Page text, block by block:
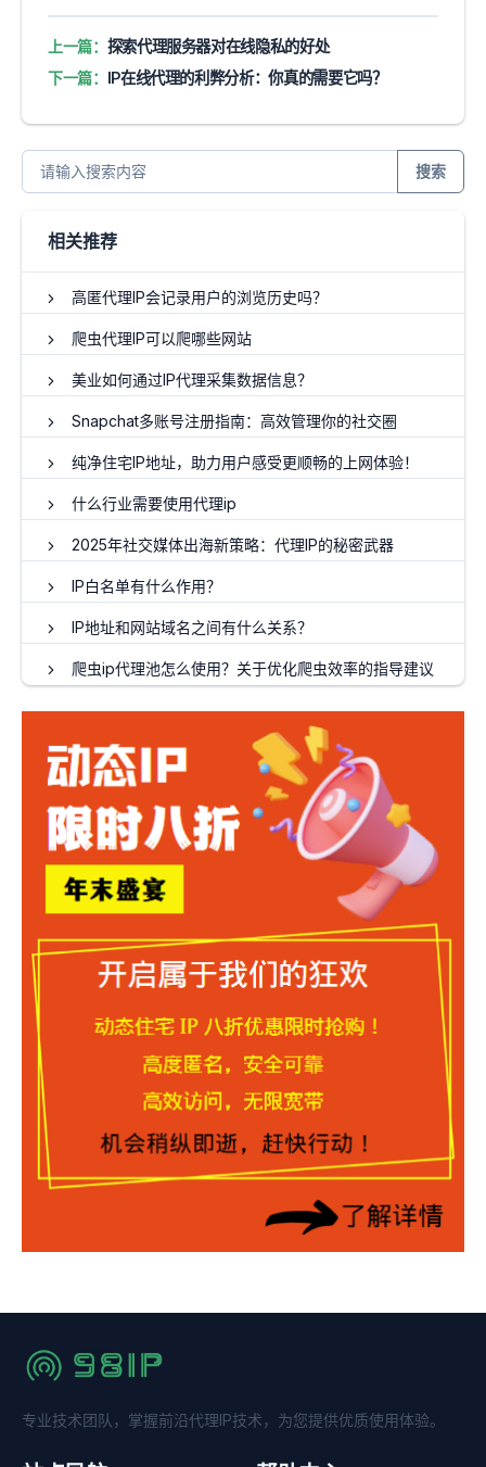
上一篇： 探索代理服务器对在线隐私的好处
下一篇： IP在线代理的利弊分析：你真的需要它吗？
搜索
相关推荐
高匿代理IP会记录用户的浏览历史吗？
爬虫代理IP可以爬哪些网站
美业如何通过IP代理采集数据信息？
Snapchat多账号注册指南：高效管理你的社交圈
纯净住宅IP地址，助力用户感受更顺畅的上网体验！
什么行业需要使用代理ip
2025年社交媒体出海新策略：代理IP的秘密武器
IP白名单有什么作用？
IP地址和网站域名之间有什么关系？
爬虫ip代理池怎么使用？关于优化爬虫效率的指导建议
专业技术团队，掌握前沿代理IP技术，为您提供优质使用体验。